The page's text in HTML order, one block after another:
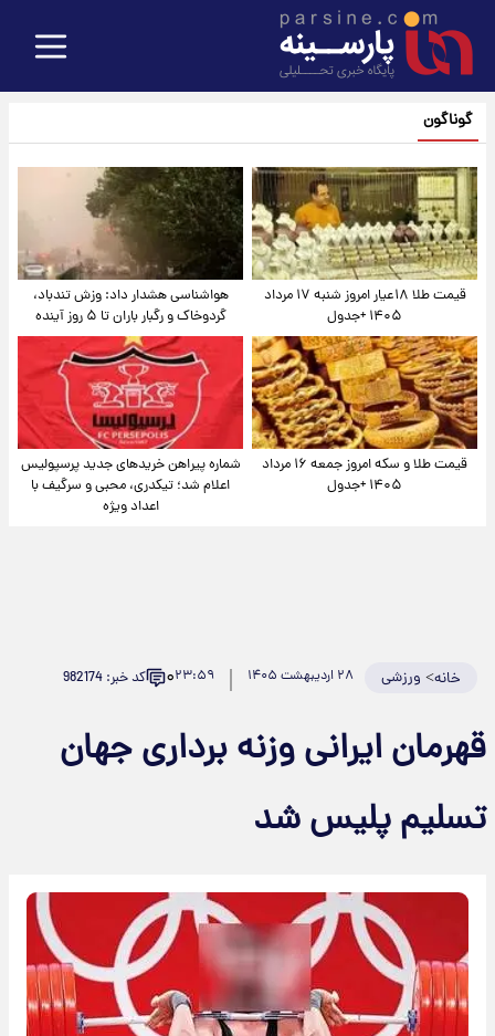
گوناگون
قیمت طلا ۱۸عیار امروز شنبه ۱۷ مرداد
۱۴۰۵ +جدول
هواشناسی هشدار داد: وزش تندباد،
گردوخاک و رگبار باران تا ۵ روز آینده
قیمت طلا و سکه امروز جمعه ۱۶ مرداد
۱۴۰۵ +جدول
شماره پیراهن خریدهای جدید پرسپولیس
اعلام شد؛ تیکدری، محبی و سرگیف با
اعداد ویژه
خانه> ورزشی ۲۸ اردیبهشت ۱۴۰۵ ۲۳:۵۹۰ کد خبر: 982174
قهرمان ایرانی وزنه برداری جهان
تسلیم پلیس شد